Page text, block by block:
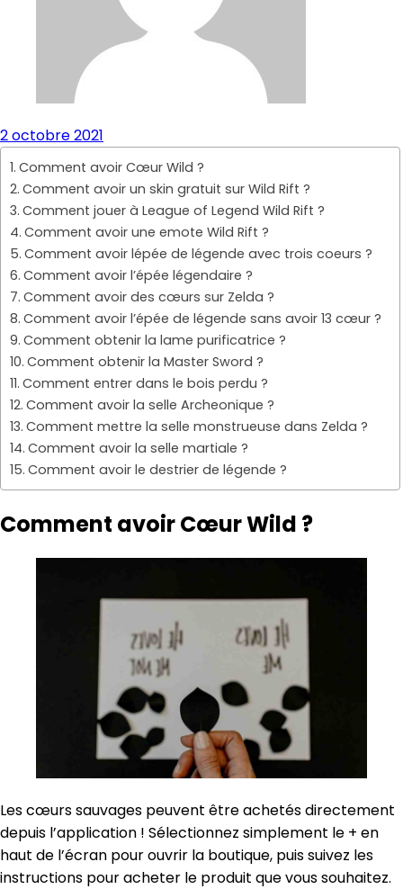
2 octobre 2021
Comment avoir Cœur Wild ?
Comment avoir un skin gratuit sur Wild Rift ?
Comment jouer à League of Legend Wild Rift ?
Comment avoir une emote Wild Rift ?
Comment avoir lépée de légende avec trois coeurs ?
Comment avoir l’épée légendaire ?
Comment avoir des cœurs sur Zelda ?
Comment avoir l’épée de légende sans avoir 13 cœur ?
Comment obtenir la lame purificatrice ?
Comment obtenir la Master Sword ?
Comment entrer dans le bois perdu ?
Comment avoir la selle Archeonique ?
Comment mettre la selle monstrueuse dans Zelda ?
Comment avoir la selle martiale ?
Comment avoir le destrier de légende ?
Comment avoir Cœur Wild ?
Les cœurs sauvages peuvent être achetés directement
depuis l’application ! Sélectionnez simplement le + en
haut de l’écran pour ouvrir la boutique, puis suivez les
instructions pour acheter le produit que vous souhaitez.